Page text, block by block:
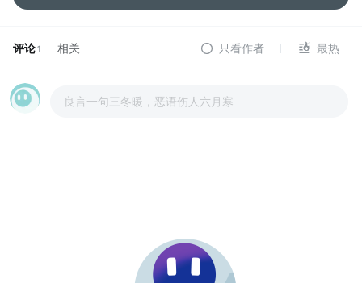
评论1 相关 只看作者 最热
良言一句三冬暖，恶语伤人六月寒